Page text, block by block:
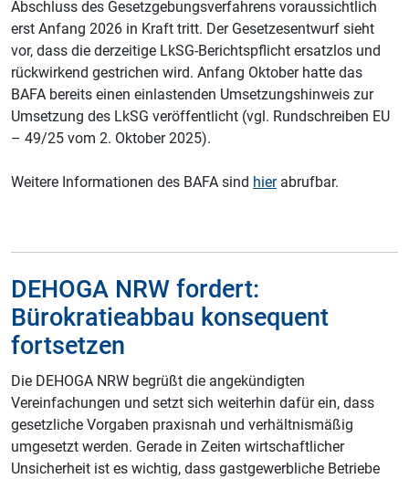
Abschluss des Gesetzgebungsverfahrens voraussichtlich
erst Anfang 2026 in Kraft tritt. Der Gesetzesentwurf sieht
vor, dass die derzeitige LkSG-Berichtspflicht ersatzlos und
rückwirkend gestrichen wird. Anfang Oktober hatte das
BAFA bereits einen einlastenden Umsetzungshinweis zur
Umsetzung des LkSG veröffentlicht (vgl. Rundschreiben EU
– 49/25 vom 2. Oktober 2025).
Weitere Informationen des BAFA sind hierabrufbar.
DEHOGA NRW fordert:
Bürokratieabbau konsequent
fortsetzen
Die DEHOGA NRW begrüßt die angekündigten
Vereinfachungen und setzt sich weiterhin dafür ein, dass
gesetzliche Vorgaben praxisnah und verhältnismäßig
umgesetzt werden. Gerade in Zeiten wirtschaftlicher
Unsicherheit ist es wichtig, dass gastgewerbliche Betriebe